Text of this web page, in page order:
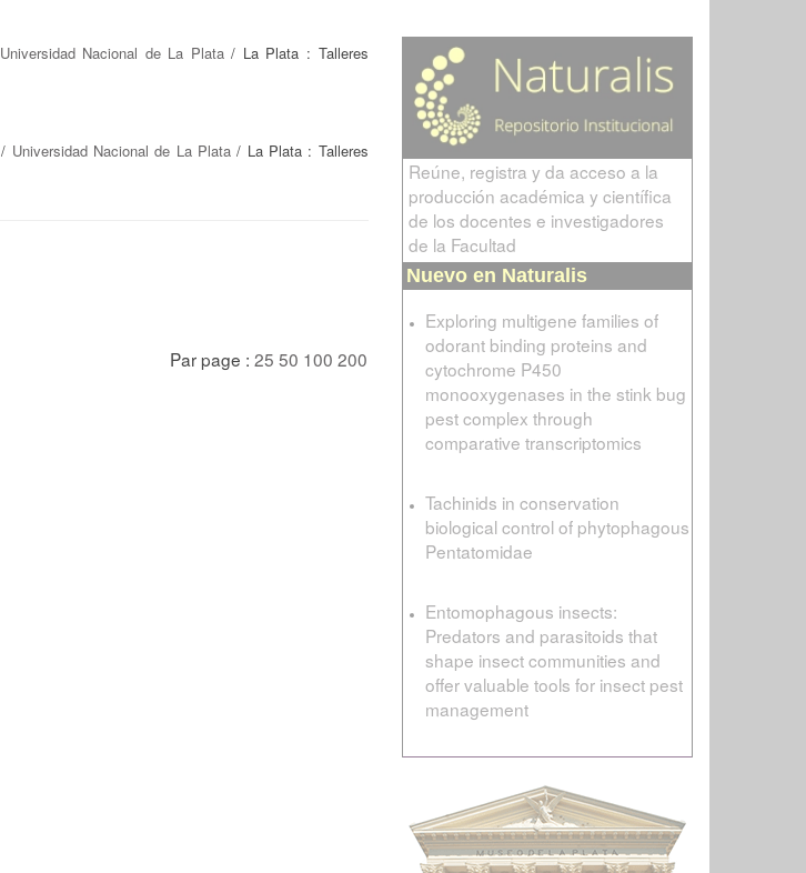
Universidad Nacional de La Plata/ La Plata : Talleres
/ Universidad Nacional de La Plata/ La Plata : Talleres
Par page : 25 50 100 200
Reúne, registra y da acceso a la
producción académica y científica
de los docentes e investigadores
de la Facultad
Nuevo en Naturalis
Exploring multigene families of
odorant binding proteins and
cytochrome P450
monooxygenases in the stink bug
pest complex through
comparative transcriptomics
Tachinids in conservation
biological control of phytophagous
Pentatomidae
Entomophagous insects:
Predators and parasitoids that
shape insect communities and
offer valuable tools for insect pest
management